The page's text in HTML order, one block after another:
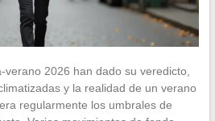
2026 han dado su veredicto,
y la realidad de un verano
regularmente los umbrales de